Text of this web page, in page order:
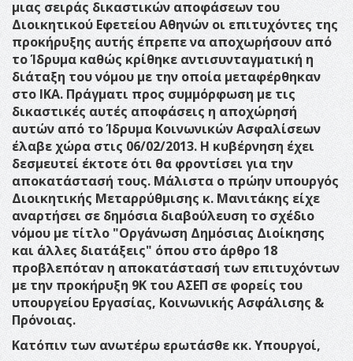
μιας σειράς δικαστικών αποφάσεων του
Διοικητικού Εφετείου Αθηνών οι επιτυχόντες της
προκήρυξης αυτής έπρεπε να αποχωρήσουν από
το Ίδρυμα καθώς κρίθηκε αντισυνταγματική η
διάταξη του νόμου με την οποία μεταφέρθηκαν
στο ΙΚΑ. Πράγματι προς συμμόρφωση με τις
δικαστικές αυτές αποφάσεις η αποχώρησή
αυτών από το Ίδρυμα Κοινωνικών Ασφαλίσεων
έλαβε χώρα στις 06/02/2013. Η κυβέρνηση έχει
δεσμευτεί έκτοτε ότι θα φροντίσει για την
αποκατάστασή τους. Μάλιστα ο πρώην υπουργός
Διοικητικής Μεταρρύθμισης κ. Μανιτάκης είχε
αναρτήσει σε δημόσια διαβούλευση το σχέδιο
νόμου με τίτλο "Οργάνωση Δημόσιας Διοίκησης
και άλλες διατάξεις" όπου στο άρθρο 18
προβλεπόταν η αποκατάστασή των επιτυχόντων
με την προκήρυξη 9Κ του ΑΣΕΠ σε φορείς του
υπουργείου Εργασίας, Κοινωνικής Ασφάλισης &
Πρόνοιας.
Κατόπιν των ανωτέρω ερωτάσθε κκ. Υπουργοί,